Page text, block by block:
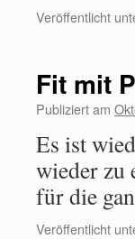
Veröffentlicht
Fit mit
Publiziert am
Es ist
wieder zu
für die
Veröffentlicht